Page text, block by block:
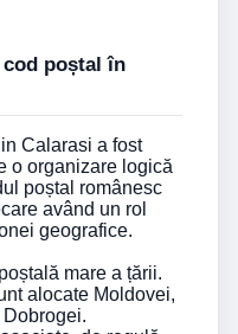
poștal în
Calarasi a fost
o organizare logică
poștal românesc
având un rol
geografice.
mare a țării.
alocate Moldovei,